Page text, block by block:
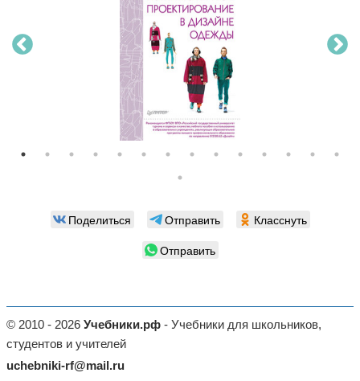
Поделиться Отправить
Класснуть
Отправить
© 2010 - 2026 Учебники.рф - Учебники для школьников,
студентов и учителей
uchebniki-rf@mail.ru